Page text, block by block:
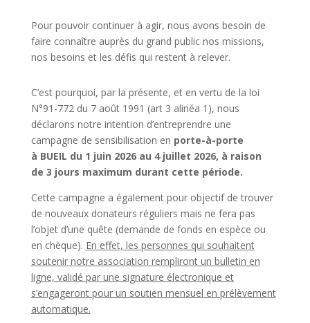
Pour pouvoir continuer à agir, nous avons besoin de
faire connaître auprès du grand public nos missions,
nos besoins et les défis qui restent à relever.
C’est pourquoi, par la présente, et en vertu de la loi
N°91-772 du 7 août 1991 (art 3 alinéa 1), nous
déclarons notre intention d’entreprendre une
campagne de sensibilisation en porte-à-porte
à BUEIL du 1 juin 2026 au 4 juillet 2026, à raison
de 3 jours maximum durant cette période.
Cette campagne a également pour objectif de trouver
de nouveaux donateurs réguliers mais ne fera pas
l’objet d’une quête (demande de fonds en espèce ou
en chèque). En effet, les personnes qui souhaitent
soutenir notre association rempliront un bulletin en
ligne, validé par une signature électronique et
s’engageront pour un soutien mensuel en prélèvement
automatique.